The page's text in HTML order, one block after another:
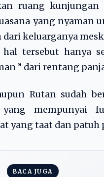
ruang
yang nyaman
dari keluarganya
hal tersebut hanya
” dari rentang
Rutan sudah
yang mempunyai
yang taat dan patuh
BACA JUGA